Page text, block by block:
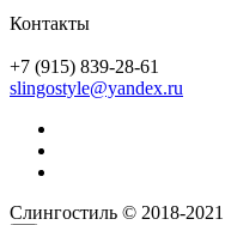
Контакты
+7 (915) 839-28-61
slingostyle@yandex.ru
Слингостиль © 2018-2021